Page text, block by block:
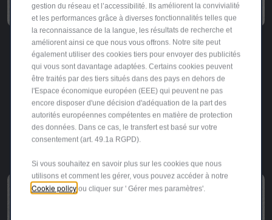
Prise Standard
Vous pouvez recharger votre véhicule électrique à
domicile en utilisant une prise électrique domestique à
courant alternatif et un câble Mode 2, disponible en
accessoire, capable de recharger la batterie jusqu'à 2,3
kW à une vitesse standard.
gestion du réseau et l’accessibilité. Ils améliorent la convivialité
et les performances grâce à diverses fonctionnalités telles que
la reconnaissance de la langue, les résultats de recherche et
améliorent ainsi ce que nous vous offrons. Notre site peut
également utiliser des cookies tiers pour envoyer des publicités
qui vous sont davantage adaptées. Certains cookies peuvent
être traités par des tiers situés dans des pays en dehors de
l'Espace économique européen (EEE) qui peuvent ne pas
encore disposer d'une décision d'adéquation de la part des
autorités européennes compétentes en matière de protection
des données. Dans ce cas, le transfert est basé sur votre
consentement (art. 49.1a RGPD).
Si vous souhaitez en savoir plus sur les cookies que nous
utilisons et comment les gérer, vous pouvez accéder à notre
Cookie policy ou cliquer sur ' Gérer mes paramètres'.